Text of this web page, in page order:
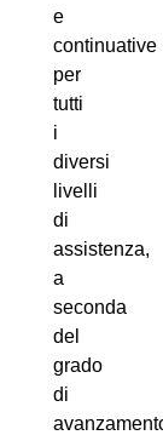
e
continuative
per
tutti
i
diversi
livelli
di
assistenza,
a
seconda
del
grado
di